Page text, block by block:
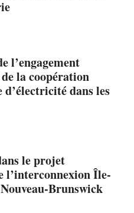
l’engagement
la coopération
dans les
le projet
l’interconnexion Île-
Brunswick